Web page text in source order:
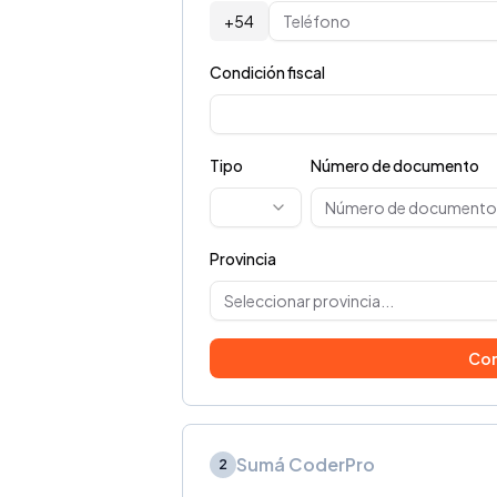
+54
Condición fiscal
Tipo Número de documento
Provincia
Seleccionar provincia...
2 Sumá CoderPro